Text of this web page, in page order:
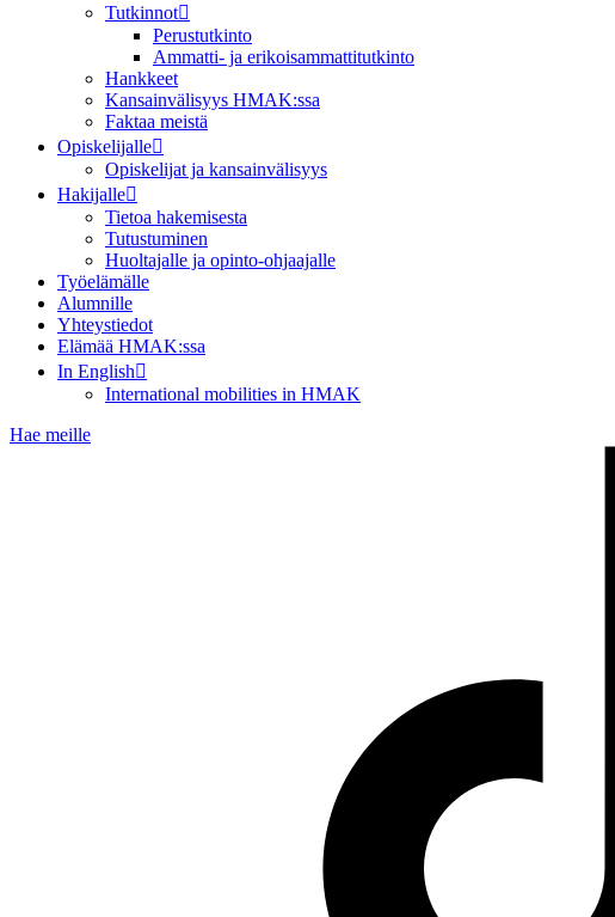
Tutkinnot
Perustutkinto
Ammatti- ja erikoisammattitutkinto
Hankkeet
Kansainvälisyys HMAK:ssa
Faktaa meistä
Opiskelijalle
Opiskelijat ja kansainvälisyys
Hakijalle
Tietoa hakemisesta
Tutustuminen
Huoltajalle ja opinto-ohjaajalle
Työelämälle
Alumnille
Yhteystiedot
Elämää HMAK:ssa
In English
International mobilities in HMAK
Hae meille